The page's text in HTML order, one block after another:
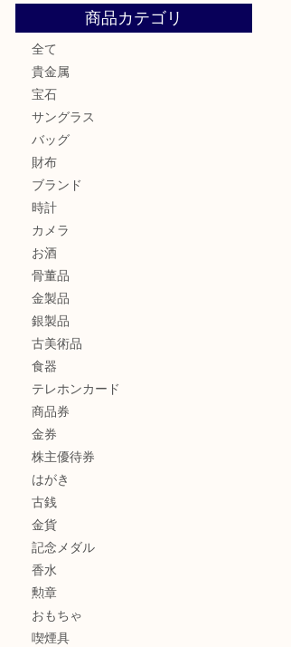
商品カテゴリ
全て
貴金属
宝石
サングラス
バッグ
財布
ブランド
時計
カメラ
お酒
骨董品
金製品
銀製品
古美術品
食器
テレホンカード
商品券
金券
株主優待券
はがき
古銭
金貨
記念メダル
香水
勲章
おもちゃ
喫煙具